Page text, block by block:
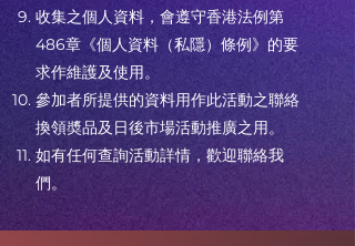
收集之個人資料，會遵守香港法例第
486章《個人資料（私隱）條例》的要
求作維護及使用。
參加者所提供的資料用作此活動之聯絡
換領奬品及日後市場活動推廣之用。
如有任何查詢活動詳情，歡迎聯絡我
們。